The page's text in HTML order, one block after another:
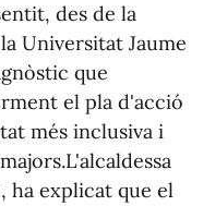
des de la
Universitat Jaume
que
el pla d'acció
més inclusiva i
ha explicat que el